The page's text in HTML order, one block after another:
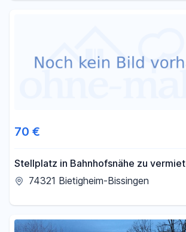
70 €
Stellplatz in Bahnhofsnähe zu
74321 Bietigheim-Bissingen